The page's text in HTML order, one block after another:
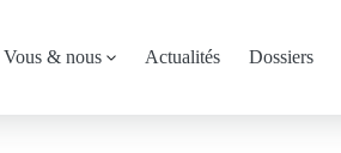
Menu
principal
Vous & nous Actualités Dossiers